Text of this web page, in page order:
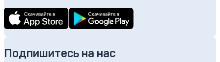
Подпишитесь на нас